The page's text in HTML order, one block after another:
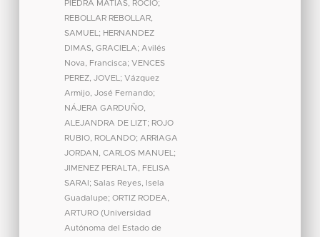
PIEDRA MATIAS, ROCIO;
REBOLLAR REBOLLAR,
SAMUEL ; HERNANDEZ
DIMAS, GRACIELA; Avilés
Nova, Francisca; VENCES
PEREZ, JOVEL ; Vázquez
Armijo, José Fernando;
NÁJERA GARDUÑO,
ALEJANDRA DE LIZT; ROJO
RUBIO, ROLANDO; ARRIAGA
JORDAN, CARLOS MANUEL ;
JIMENEZ PERALTA, FELISA
SARAI ; Salas Reyes, Isela
Guadalupe; ORTIZ RODEA,
ARTURO (Universidad
Autónoma del Estado de